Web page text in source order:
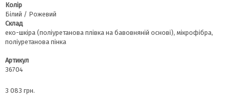
Колір
Білий / Рожевий
Склад
еко-шкіра (поліуретанова плівка на бавовняній основі), мікрофібра,
поліуретанова пінка
Артикул
36704
3 083 грн.